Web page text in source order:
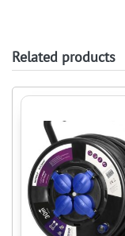
Related products